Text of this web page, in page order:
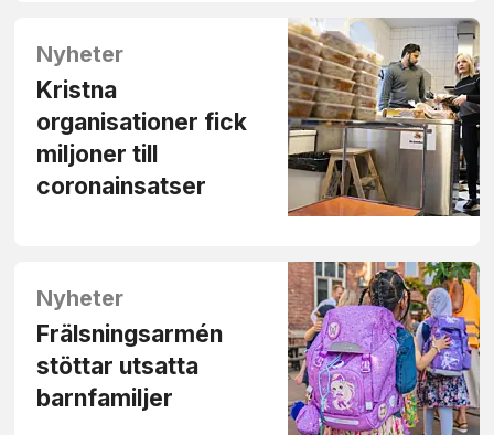
Nyheter
Kristna
organisationer fick
miljoner till
coronainsatser
Nyheter
Frälsningsarmén
stöttar utsatta
barnfamiljer